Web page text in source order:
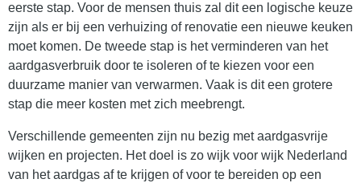
eerste stap. Voor de mensen thuis zal dit een logische keuze
zijn als er bij een verhuizing of renovatie een nieuwe keuken
moet komen. De tweede stap is het verminderen van het
aardgasverbruik door te isoleren of te kiezen voor een
duurzame manier van verwarmen. Vaak is dit een grotere
stap die meer kosten met zich meebrengt.
Verschillende gemeenten zijn nu bezig met aardgasvrije
wijken en projecten. Het doel is zo wijk voor wijk Nederland
van het aardgas af te krijgen of voor te bereiden op een